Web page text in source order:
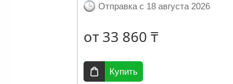
Отправка с 18 августа 2026
от 33 860 ₸
Купить